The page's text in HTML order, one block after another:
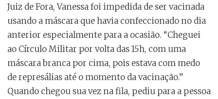
Juiz de Fora, Vanessa foi impedida de ser vacinada
usando a máscara que havia confeccionado no dia
anterior especialmente para a ocasião. “Cheguei
ao Círculo Militar por volta das 15h, com uma
máscara branca por cima, pois estava com medo
de represálias até o momento da vacinação.”
Quando chegou sua vez na fila, pediu para a pessoa